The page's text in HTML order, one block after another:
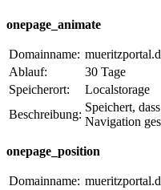
onepage_animate
Domainname:
Ablauf:
30 Tage
Speicherort:
Localstorage
Beschreibung:
Speichert,
Navigation
onepage_position
Domainname: